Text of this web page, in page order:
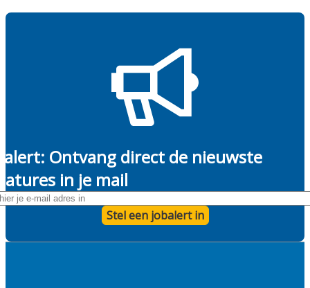
Ontvang direct de nieuwste
in je mail
je e-mail adres in
Stel een jobalert in